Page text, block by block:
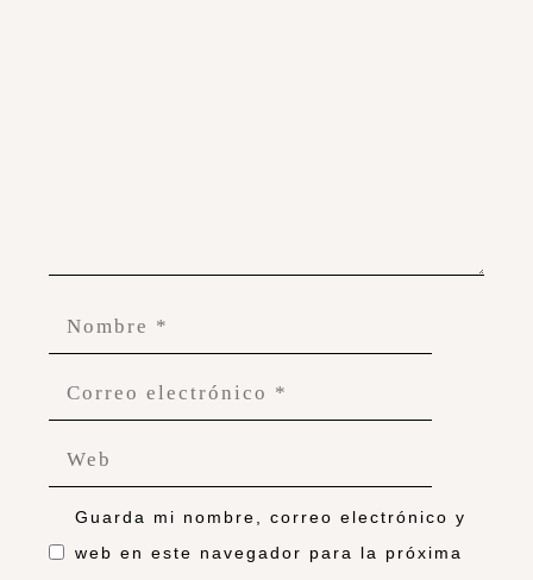
Guarda mi nombre, correo electrónico y
web en este navegador para la próxima